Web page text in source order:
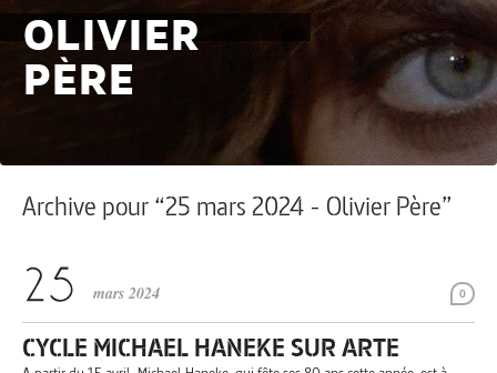
OLIVIER
PÈRE
Archive pour “25 mars 2024 - Olivier Père”
0
mars 2024
CYCLE MICHAEL HANEKE SUR ARTE